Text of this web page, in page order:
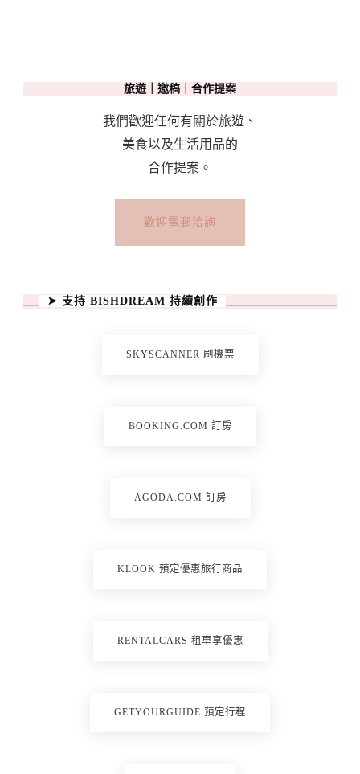
旅遊｜邀稿｜合作提案
我們歡迎任何有關於旅遊、
美食以及生活用品的
合作提案。
歡迎電郵洽詢
➤ 支持 BISHDREAM 持續創作
SKYSCANNER 刷機票
BOOKING.COM 訂房
AGODA.COM 訂房
KLOOK 預定優惠旅行商品
RENTALCARS 租車享優惠
GETYOURGUIDE 預定行程